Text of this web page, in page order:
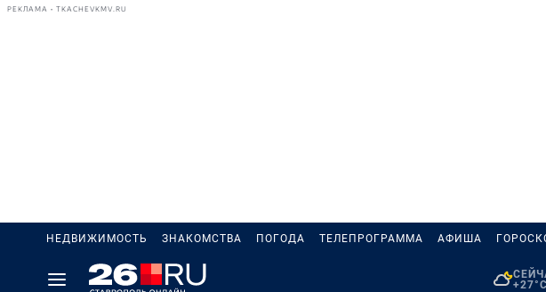
РЕКЛАМА • TKACHEVKMV.RU
НЕДВИЖИМОСТЬ ЗНАКОМСТВА ПОГОДА ТЕЛЕПРОГРАММА АФИША
+27°C